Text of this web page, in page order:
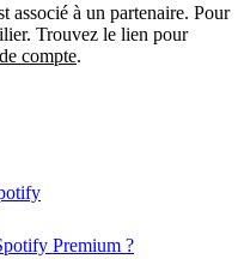
associé à un partenaire. Pour
Trouvez le lien pour
compte.
Premium ?